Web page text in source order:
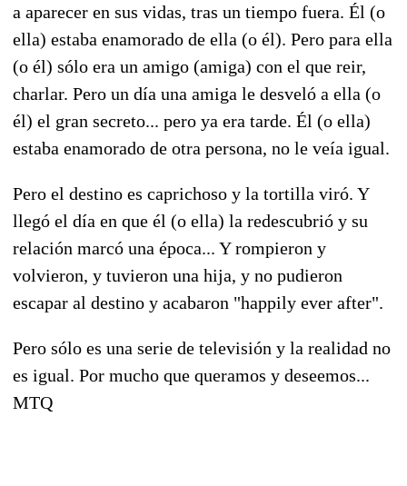
a aparecer en sus vidas, tras un tiempo fuera. Él (o
ella) estaba enamorado de ella (o él). Pero para ella
(o él) sólo era un amigo (amiga) con el que reir,
charlar. Pero un día una amiga le desveló a ella (o
él) el gran secreto... pero ya era tarde. Él (o ella)
estaba enamorado de otra persona, no le veía igual.
Pero el destino es caprichoso y la tortilla viró. Y
llegó el día en que él (o ella) la redescubrió y su
relación marcó una época... Y rompieron y
volvieron, y tuvieron una hija, y no pudieron
escapar al destino y acabaron "happily ever after".
Pero sólo es una serie de televisión y la realidad no
es igual. Por mucho que queramos y deseemos...
MTQ